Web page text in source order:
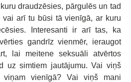
draudzēsies, pārgulēs un tad
vai arī tu būsi tā vienīgā, ar kuru
Interesanti ir arī tas, ka
gandrīz vienmēr, ieraugot
lai meitene seksuāli atvērtos
uz simtiem jautājumu. Vai viņš
vienīgā? Vai viņš mani